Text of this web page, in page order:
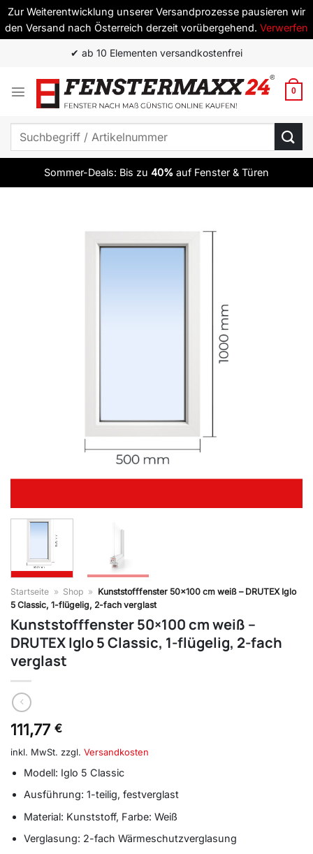
Zur Weiterentwicklung unserer Versandprozesse pausieren wir
den Versand nach Österreich derzeit vorübergehend. Verwerfen
springen
✔ ab 10 Elementen versandkostenfrei
0
Suchen
Sommer-Deals: Bis zu 40% auf Fenster & Türen
Startseite » Shop » Kunststofffenster 50×100 cm weiß – DRUTEX Iglo
5 Classic, 1-flügelig, 2-fach verglast
Kunststofffenster 50×100 cm weiß –
DRUTEX Iglo 5 Classic, 1-flügelig, 2-fach
verglast
111,77 €
inkl. MwSt. zzgl. Versandkosten
Modell: Iglo 5 Classic
Ausführung: 1-teilig, festverglast
Material: Kunststoff, Farbe: Weiß
Verglasung: 2-fach Wärmeschutzverglasung